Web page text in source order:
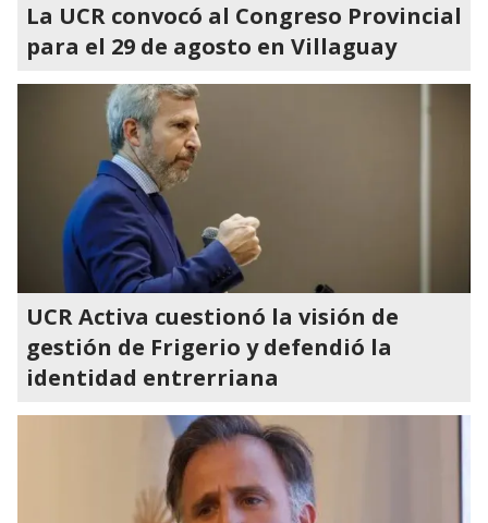
La UCR convocó al Congreso Provincial
para el 29 de agosto en Villaguay
UCR Activa cuestionó la visión de
gestión de Frigerio y defendió la
identidad entrerriana